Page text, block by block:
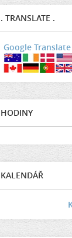
. TRANSLATE .
Google Translate
HODINY
KALENDÁŘ